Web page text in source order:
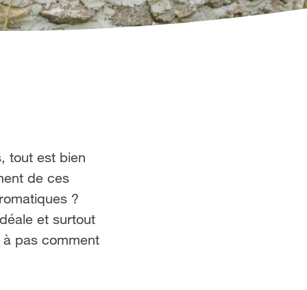
tout est bien
de ces
?
et surtout
pas comment